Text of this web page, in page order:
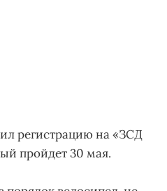
регистрацию на «ЗСД
пройдет 30 мая.